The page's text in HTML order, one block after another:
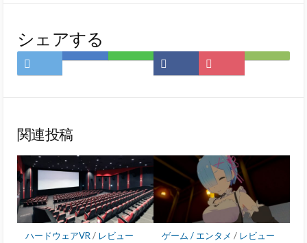
シェアする
Twitter
で
は
ク
マ
ー
ク
に
保
LINE
Facebook
で
Pocket
に
Feedly
関連投稿
ハードウェアVR / レビュー ゲーム / エンタメ / レビュー